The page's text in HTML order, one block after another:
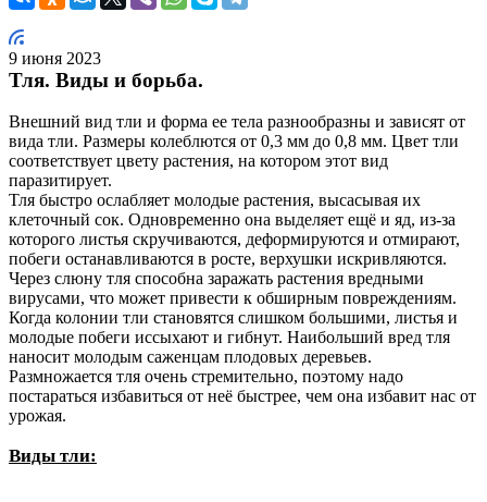
9 июня 2023
Тля. Виды и борьба.
Внешний вид тли и форма ее тела разнообразны и зависят от
вида тли. Размеры колеблются от 0,3 мм до 0,8 мм. Цвет тли
соответствует цвету растения, на котором этот вид
паразитирует.
Тля быстро ослабляет молодые растения, высасывая их
клеточный сок. Одновременно она выделяет ещё и яд, из-за
которого листья скручиваются, деформируются и отмирают,
побеги останавливаются в росте, верхушки искривляются.
Через слюну тля способна заражать растения вредными
вирусами, что может привести к обширным повреждениям.
Когда колонии тли становятся слишком большими, листья и
молодые побеги иссыхают и гибнут. Наибольший вред тля
наносит молодым саженцам плодовых деревьев.
Размножается тля очень стремительно, поэтому надо
постараться избавиться от неё быстрее, чем она избавит нас от
урожая.
Виды тли: